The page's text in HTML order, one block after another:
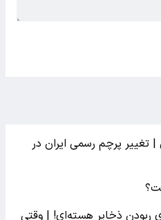
| تغییر پرچم رسمی ایران در
ربودن ذخایر هسته‌ای! | وقتی